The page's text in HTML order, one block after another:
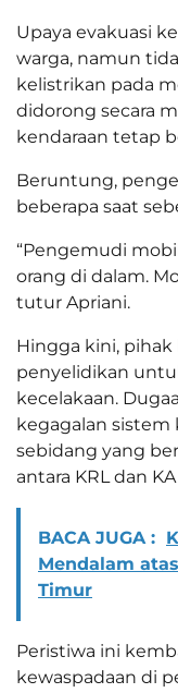
Upaya evakuasi
warga, namun
kelistrikan pada
didorong secara
kendaraan tetap
Beruntung,
beberapa saat
“Pengemudi
orang di dalam.
tutur Apriani.
Hingga kini,
penyelidikan
kecelakaan.
kegagalan sistem
sebidang yang
antara KRL dan
BACA JUGA :
Mendalam
Timur
Peristiwa ini
kewaspadaan di